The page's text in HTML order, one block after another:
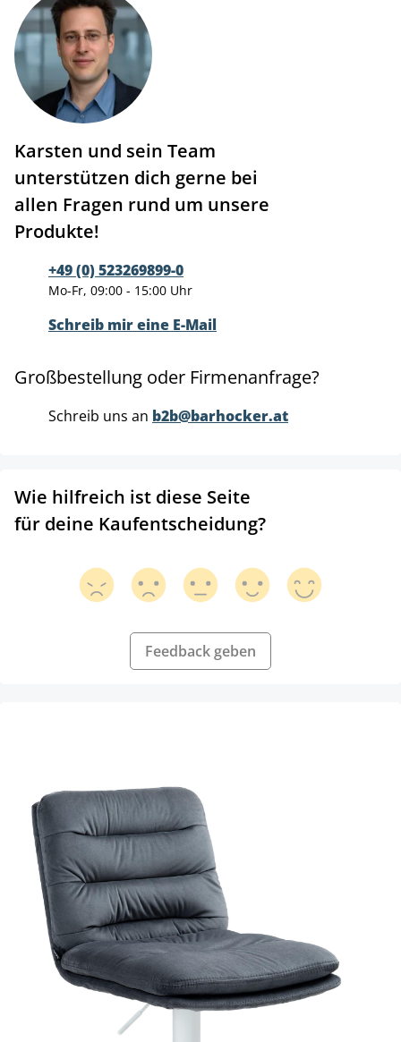
Karsten und sein Team
unterstützen dich gerne bei
allen Fragen rund um unsere
Produkte!
+49 (0) 523269899-0
Mo-Fr, 09:00 - 15:00 Uhr
Schreib mir eine E-Mail
Großbestellung oder Firmenanfrage?
Schreib uns an b2b@barhocker.at
Wie hilfreich ist diese Seite
für deine Kaufentscheidung?
Feedback geben